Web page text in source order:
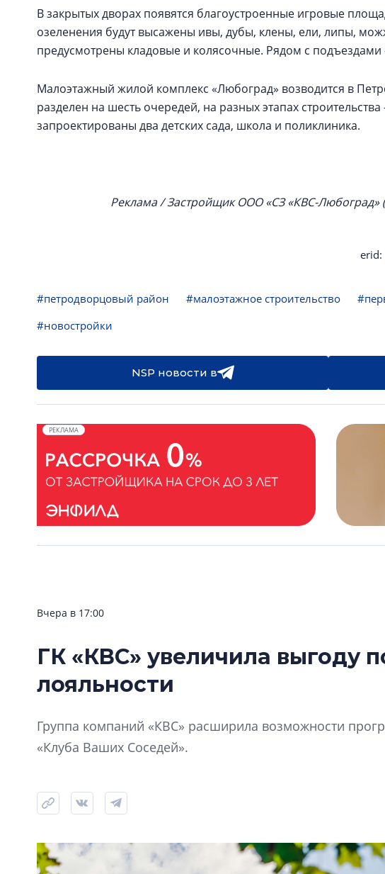
В закрытых дворах появятся благоустроенные игровые
озеленения будут высажены ивы, дубы, клены, ели, липы,
предусмотрены кладовые и колясочные. Рядом с подъездами
Малоэтажный жилой комплекс «Любоград» возводится в
разделен на шесть очередей, на разных этапах
запроектированы два детских сада, школа и поликлиника.
Реклама / Застройщик ООО «СЗ «КВС-Любоград»
erid:
#петродворцовый район #малоэтажное строительство
#новостройки
NSP новости в
РЕКЛАМА
Вчера в 17:00
ГК «КВС» увеличила выгоду
лояльности
Группа компаний «КВС» расширила возможности
«Клуба Ваших Соседей».